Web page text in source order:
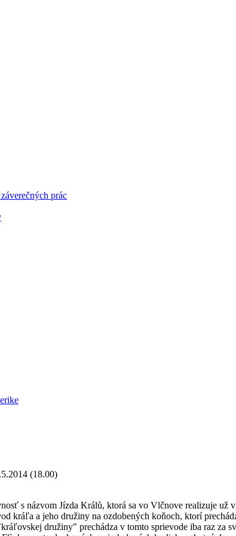
prác
(18.00)
s názvom Jízda Králů, ktorá sa vo Vlčnove realizuje už
kráľa a jeho družiny na ozdobených koňoch, ktorí
družiny" prechádza v tomto sprievode iba raz